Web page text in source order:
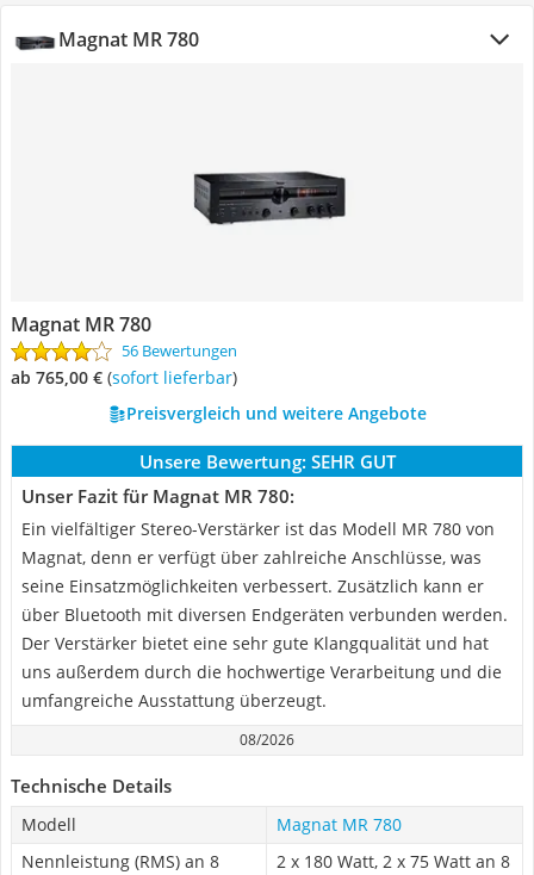
Magnat MR 780
Magnat MR 780
56 Bewertungen
ab 765,00 € ( Sofort lieferbar)
Preisvergleich und weitere Angebote
Unsere Bewertung: SEHR GUT
Unser Fazit für Magnat MR 780:
Ein vielfältiger Stereo-Verstärker ist das Modell MR 780 von
Magnat, denn er verfügt über zahlreiche Anschlüsse, was
seine Einsatzmöglichkeiten verbessert. Zusätzlich kann er
über Bluetooth mit diversen Endgeräten verbunden werden.
Der Verstärker bietet eine sehr gute Klangqualität und hat
uns außerdem durch die hochwertige Verarbeitung und die
umfangreiche Ausstattung überzeugt.
08/2026
Technische Details
Modell
Magnat MR 780
Nennleistung (RMS) an 8
2 x 180 Watt, 2 x 75 Watt an 8